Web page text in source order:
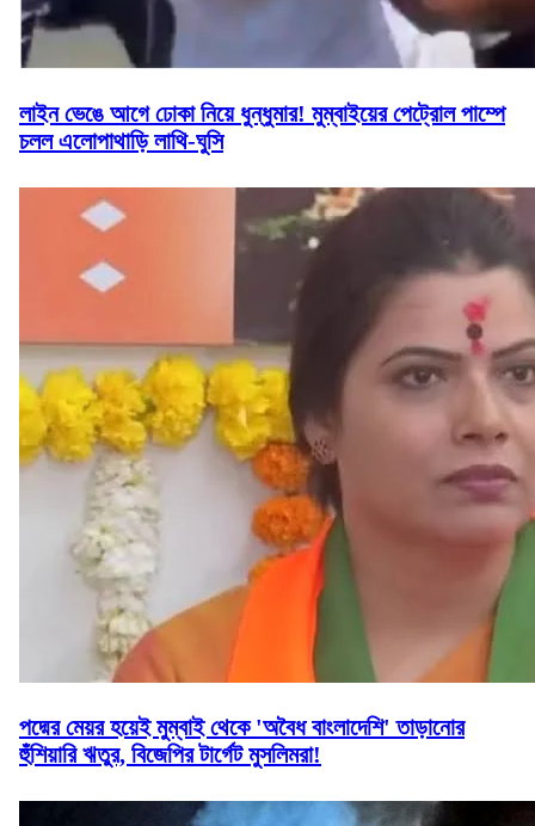
লাইন ভেঙে আগে ঢোকা নিয়ে ধুন্ধুমার! মুম্বাইয়ের পেট্রোল পাম্পে
চলল এলোপাথাড়ি লাথি-ঘুসি
পদ্মের মেয়র হয়েই মুম্বাই থেকে 'অবৈধ বাংলাদেশি' তাড়ানোর
হুঁশিয়ারি ঋতুর, বিজেপির টার্গেট মুসলিমরা!